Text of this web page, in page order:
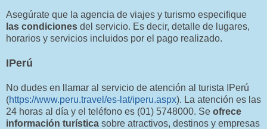
Asegúrate que la agencia de viajes y turismo especifique
las condiciones del servicio. Es decir, detalle de lugares,
horarios y servicios incluidos por el pago realizado.
IPerú
No dudes en llamar al servicio de atención al turista IPerú
(https://www.peru.travel/es-lat/iperu.aspx). La atención es las
24 horas al día y el teléfono es (01) 5748000. Se ofrece
información turística sobre atractivos, destinos y empresas